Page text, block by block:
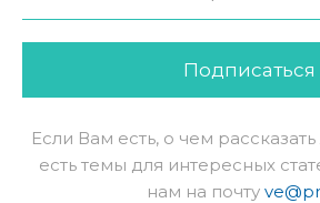
Подписаться
Если Вам есть, о чем
есть темы для интересных
нам на почту